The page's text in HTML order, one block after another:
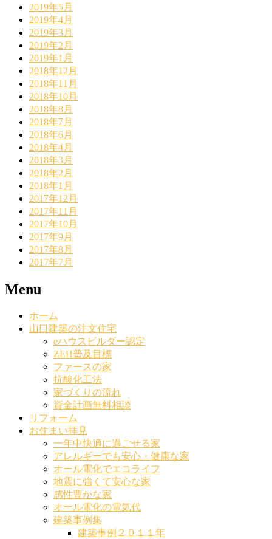
2019年5月
2019年4月
2019年3月
2019年2月
2019年1月
2018年12月
2018年11月
2018年10月
2018年8月
2018年7月
2018年6月
2018年4月
2018年3月
2018年2月
2018年1月
2017年12月
2017年11月
2017年10月
2017年9月
2017年8月
2017年7月
Menu
ホーム
山口建築の注文住宅
eハウスビルダー認定
ZEH普及目標
ファースの家
抗酸化工法
家づくりの流れ
資金計画無料相談
リフォーム
お住まい拝見
一年中快適に過ごせる家
アレルギーでも安心・健康な家
オール電化でエコライフ
地震に強くて安心な家
感性豊かな家
オール電化の電気代
建築事例集
建築事例２０１１年